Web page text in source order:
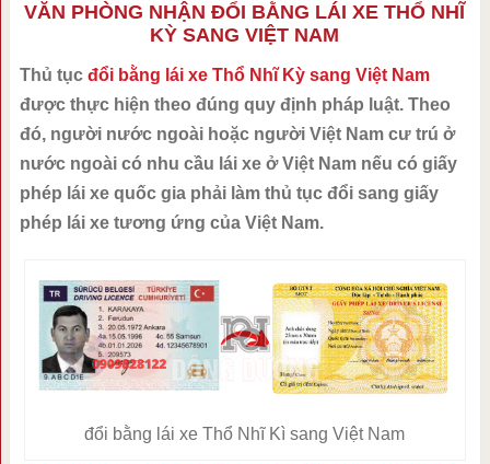
VĂN PHÒNG NHẬN ĐỔI BẰNG LÁI XE THỔ NHĨ
KỲ SANG VIỆT NAM
Thủ tục đổi bằng lái xe Thổ Nhĩ Kỳ sang Việt Nam
được thực hiện theo đúng quy định pháp luật. Theo
đó, người nước ngoài hoặc người Việt Nam cư trú ở
nước ngoài có nhu cầu lái xe ở Việt Nam nếu có giấy
phép lái xe quốc gia phải làm thủ tục đổi sang giấy
phép lái xe tương ứng của Việt Nam.
đổi bằng lái xe Thổ Nhĩ Kì sang Việt Nam